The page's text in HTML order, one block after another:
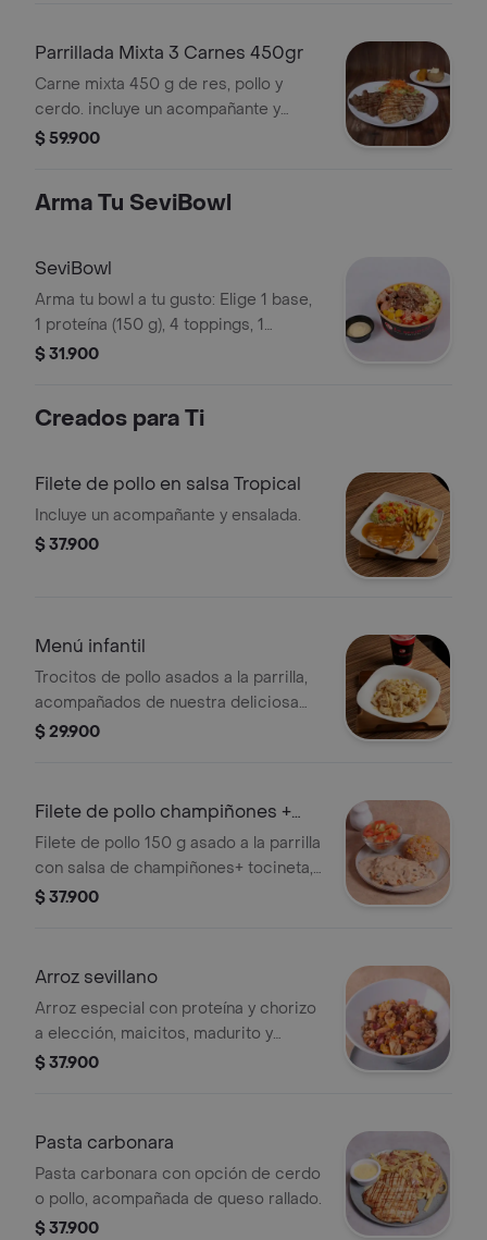
Parrillada Mixta 3 Carnes 450gr
Carne mixta 450 g de res, pollo y
cerdo. incluye un acompañante y
ensalada.
$ 59.900
Arma Tu SeviBowl
SeviBowl
Arma tu bowl a tu gusto: Elige 1 base,
1 proteína (150 g), 4 toppings, 1
complemento (chorizo o tocineta), 1
abundante donde la proteína sí es
comida completa con el sabor
tradicional de La Sevillana.
$ 31.900
Creados para Ti
Filete de pollo en salsa Tropical
Incluye un acompañante y ensalada.
$ 37.900
Menú infantil
Trocitos de pollo asados a la parrilla,
acompañados de nuestra deliciosa
pasta alfredo y bebida a elección.
$ 29.900
Filete de pollo champiñones +
Tocineta
Filete de pollo 150 g asado a la parrilla
con salsa de champiñones+ tocineta,
ensalada de la casa y acompañante a
$ 37.900
Arroz sevillano
Arroz especial con proteína y chorizo
a elección, maicitos, madurito y
tocineta.
$ 37.900
Pasta carbonara
Pasta carbonara con opción de cerdo
o pollo, acompañada de queso rallado.
$ 37.900